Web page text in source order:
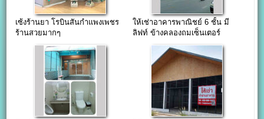
เซ้งร้านยา โรบินสันกำแพงเพชร
ร้านสวยมากๆ
ให้เช่าอาคารพาณิชย์ 6 ชั้น มี
ลิฟท์ ข้างคลองถมเซ็นเตอร์